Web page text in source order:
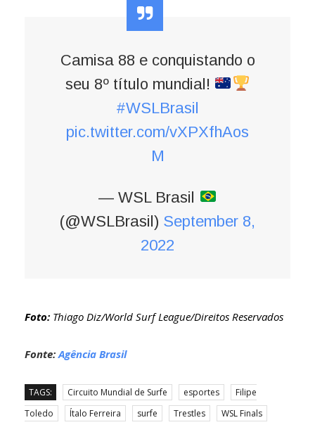
Camisa 88 e conquistando o
seu 8º título mundial!
#WSLBrasil
pic.twitter.com/vXPXfhAos
M
— WSL Brasil
(@WSLBrasil) September 8,
2022
Foto: Thiago Diz/World Surf League/Direitos Reservados
Fonte:Agência Brasil
TAGS: Circuito Mundial de Surfe esportes
Filipe
Toledo
Ítalo Ferreira surfe Trestles WSL Finals